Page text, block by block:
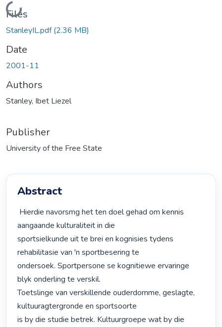
Loading...
Files
StanleyIL.pdf(2.36 MB)
Date
2001-11
Authors
Stanley, Ibet Liezel
Publisher
University of the Free State
Abstract
aangaande kulturaliteit in die
sportsielkunde uit te brei en kognisies tydens
rehabilitasie van 'n sportbesering te
ondersoek. Sportpersone se kognitiewe ervaringe
blyk onderling te verskil.
Toetslinge van verskillende ouderdomme, geslagte,
kultuuragtergronde en sportsoorte
is by die studie betrek. Kultuurgroepe wat by die